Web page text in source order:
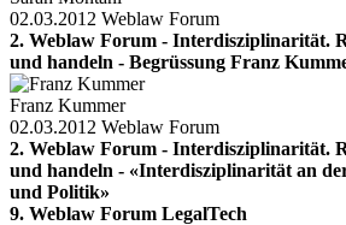
02.03.2012 Weblaw Forum
2. Weblaw Forum - Interdisziplinarität.
und handeln - Begrüssung Franz
Franz Kummer
02.03.2012 Weblaw Forum
2. Weblaw Forum - Interdisziplinarität.
und handeln - «Interdisziplinarität an
und Politik»
9. Weblaw Forum LegalTech